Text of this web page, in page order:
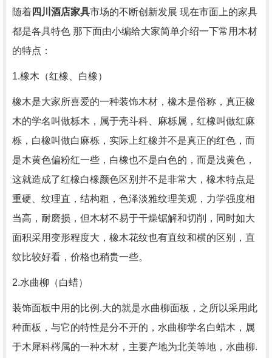
随着四川酒店家具市场的不断创新发展 现在市面上的家具
都是各具特色 那下面由小编给大家简单介绍一下常用木材
的特点：
1.橡木（红橡、白橡）
橡木是大家所喜爱的一种装饰木材，橡木是俗称，真正橡
木的学名叫做栎木，属于壳斗科、麻栎属，红橡叫做红麻
栎，白橡叫做白麻栎，实际上红橡并不是真正的红色，而
是木黄色偏粉红一些，白橡也不是白色的，而是浅黄色，
这就造成了红橡白橡颜色区别并不是非常大，橡木特点是
重硬、纹理直，结构粗，色泽淡雅纹理美观，力学强度相
当高，耐磨损，但木材不易于干燥锯解和切削，同时如大
面积采用变形程度大，橡木花纹也有直纹和横的区别，直
纹比较好看，价格也稍贵一些。
2.水曲柳（白蜡）
装饰面板中用的比例.大的就是水曲柳面板，之所以采用此
种面板，与它的特性是分不开的，水曲柳学名白蜡木，属
于木犀科梣属的一种木材，主要产地为北美等地，水曲柳.